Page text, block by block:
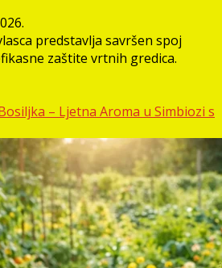
predstavlja savršen spoj
zaštite vrtnih gredica.
– Ljetna Aroma u Simbiozi s